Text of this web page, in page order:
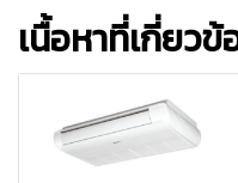
เนื้อหาที่เกี่ยวข้